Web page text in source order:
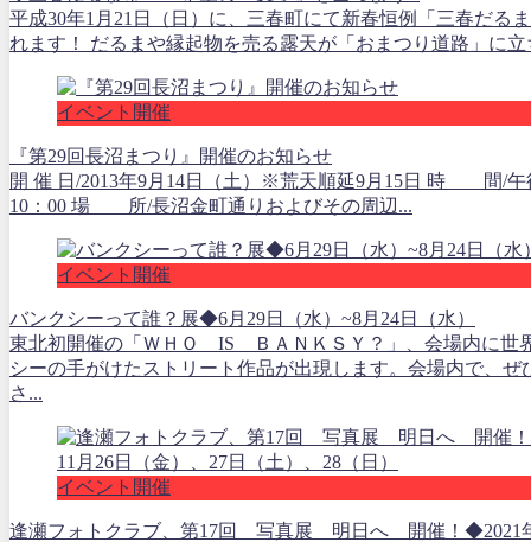
平成30年1月21日（日）に、三春町にて新春恒例「三春だる
れます！ だるまや縁起物を売る露天が「おまつり道路」に
イベント開催
『第29回長沼まつり』開催のお知らせ
開 催 日/2013年9月14日（土）※荒天順延9月15日 時 間/午
10：00 場 所/長沼金町通りおよびその周辺...
イベント開催
バンクシーって誰？展◆6月29日（水）~8月24日（水）
東北初開催の「ＷＨＯ IS ＢＡＮＫＳＹ？」、会場内に世
シーの手がけたストリート作品が出現します。会場内で、ぜ
さ...
イベント開催
逢瀬フォトクラブ、第17回 写真展 明日へ 開催！◆2021